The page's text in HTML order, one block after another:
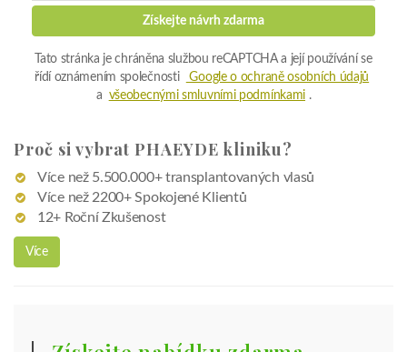
Získejte návrh zdarma
Tato stránka je chráněna službou reCAPTCHA a její používání se
řídí oznámením společnosti
Google o ochraně osobních údajů
a všeobecnými smluvními podmínkami .
Proč si vybrat PHAEYDE kliniku?
Více než 5.500.000+ transplantovaných vlasů
Více než 2200+ Spokojené Klientů
12+ Roční Zkušenost
Více